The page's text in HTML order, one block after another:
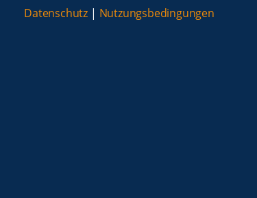
Datenschutz | Nutzungsbedingungen